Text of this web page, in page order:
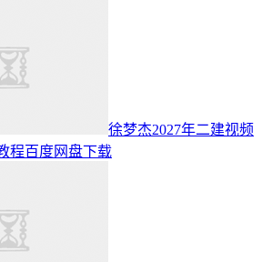
徐梦杰2027年二建视频
程百度网盘下载